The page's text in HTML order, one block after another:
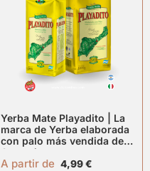
Yerba Mate Playadito | La
marca de Yerba elaborada
con palo más vendida de
Argentina
A partir de 4,99€